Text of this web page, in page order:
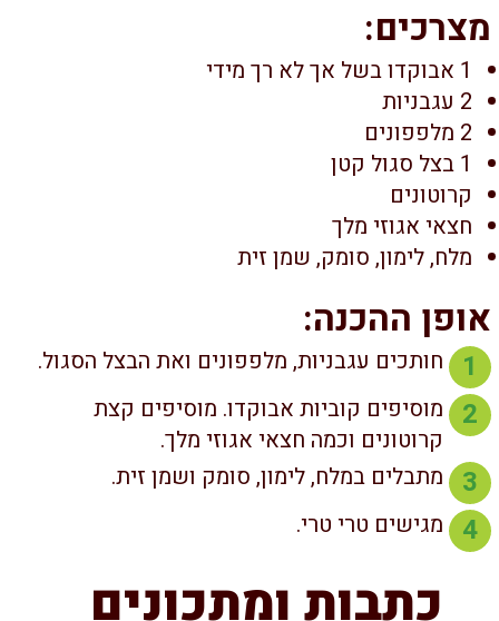
1 אבוקדו בשל אך לא רך מידי
2 עגבניות
2 מלפפונים
1 בצל סגול קטן
קרוטונים
חצאי אגוזי מלך
מלח, לימון, סומק, שמן זית
ההכנה:
1 חותכים עגבניות, מלפפונים ואת הבצל הסגול.
2
מוסיפים קוביות אבוקדו. מוסיפים קצת
קרוטונים וכמה חצאי אגוזי מלך.
3 מתבלים במלח, לימון, סומק ושמן זית.
4 מגישים טרי טרי.
כתבות ומתכונים